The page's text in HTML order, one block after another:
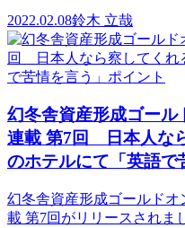
2022.02.08鈴木 立哉
幻冬舎資産形成ゴール
連載 第7回 日本人な
のホテルにて「英語で
幻冬舎資産形成ゴールド
載 第7回がリリースされま